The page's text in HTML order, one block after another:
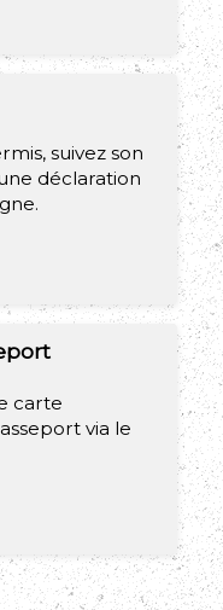
suivez son
déclaration
carte
via le